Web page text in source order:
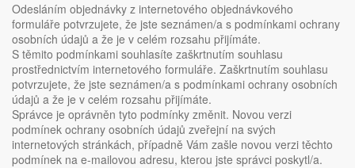
Odesláním objednávky z internetového objednávkového
formuláře potvrzujete, že jste seznámen/a s podmínkami ochrany
osobních údajů a že je v celém rozsahu přijímáte.
S těmito podmínkami souhlasíte zaškrtnutím souhlasu
prostřednictvím internetového formuláře. Zaškrtnutím souhlasu
potvrzujete, že jste seznámen/a s podmínkami ochrany osobních
údajů a že je v celém rozsahu přijímáte.
Správce je oprávněn tyto podmínky změnit. Novou verzi
podmínek ochrany osobních údajů zveřejní na svých
internetových stránkách, případně Vám zašle novou verzi těchto
podmínek na e-mailovou adresu, kterou jste správci poskytl/a.